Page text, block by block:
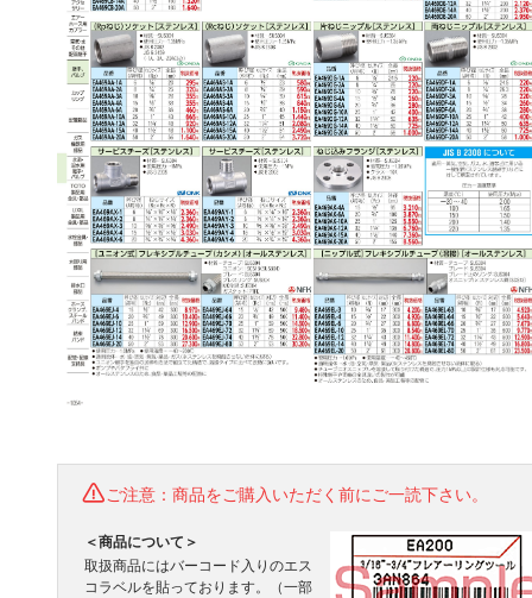
ご注意：商品をご購入いただく前にご一読下さい。
＜商品について＞
取扱商品にはバーコード入りのエス
コラベルを貼っております。（一部